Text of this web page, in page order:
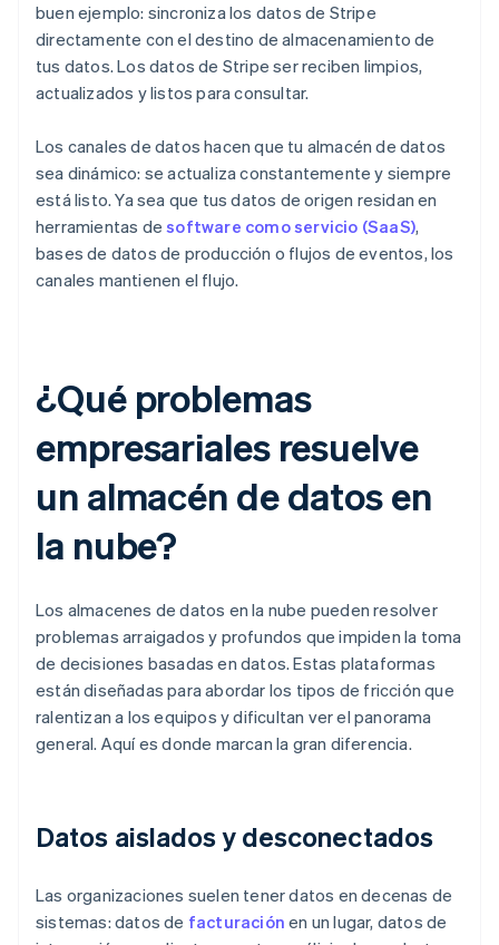
buen ejemplo: sincroniza los datos de Stripe
directamente con el destino de almacenamiento de
tus datos. Los datos de Stripe ser reciben limpios,
actualizados y listos para consultar.
Los canales de datos hacen que tu almacén de datos
sea dinámico: se actualiza constantemente y siempre
está listo. Ya sea que tus datos de origen residan en
herramientas desoftware como servicio (SaaS),
bases de datos de producción o flujos de eventos, los
canales mantienen el flujo.
¿Qué problemas
empresariales resuelve
un almacén de datos en
la nube?
Los almacenes de datos en la nube pueden resolver
problemas arraigados y profundos que impiden la toma
de decisiones basadas en datos. Estas plataformas
están diseñadas para abordar los tipos de fricción que
ralentizan a los equipos y dificultan ver el panorama
general. Aquí es donde marcan la gran diferencia.
Datos aislados y desconectados
Las organizaciones suelen tener datos en decenas de
sistemas: datos de facturación en un lugar, datos de